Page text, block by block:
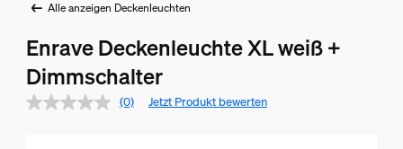
Alle anzeigen Deckenleuchten
Enrave Deckenleuchte XL weiß +
Dimmschalter
(0) Jetzt Produkt bewerten